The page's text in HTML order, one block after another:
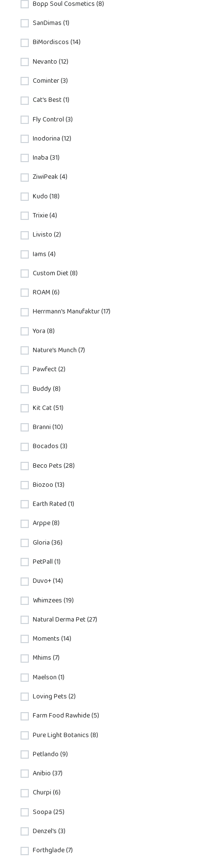
Bopp Soul Cosmetics (8)
SanDimas (1)
BiMordiscos (14)
Nevanto (12)
Cominter (3)
Cat's Best (1)
Fly Control (3)
Inodorina (12)
Inaba (31)
ZiwiPeak (4)
Kudo (18)
Trixie (4)
Livisto (2)
Iams (4)
Custom Diet (8)
ROAM (6)
Herrmann's Manufaktur (17)
Yora (8)
Nature's Munch (7)
Pawfect (2)
Buddy (8)
Kit Cat (51)
Branni (10)
Bocados (3)
Beco Pets (28)
Biozoo (13)
Earth Rated (1)
Arppe (8)
Gloria (36)
PetPall (1)
Duvo+ (14)
Whimzees (19)
Natural Derma Pet (27)
Moments (14)
Mhims (7)
Maelson (1)
Loving Pets (2)
Farm Food Rawhide (5)
Pure Light Botanics (8)
Petlando (9)
Anibio (37)
Churpi (6)
Soopa (25)
Denzel's (3)
Forthglade (7)